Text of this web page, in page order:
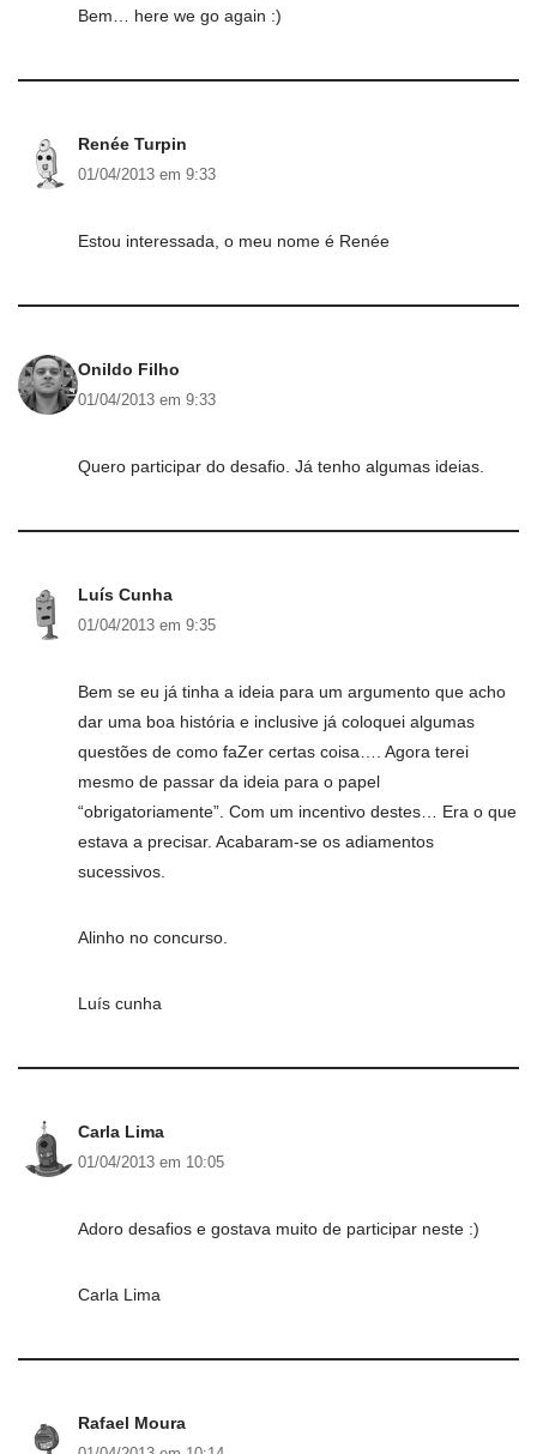
Bem… here we go again :)
Renée Turpin
01/04/2013 em 9:33
Estou interessada, o meu nome é Renée
Onildo Filho
01/04/2013 em 9:33
Quero participar do desafio. Já tenho algumas ideias.
Luís Cunha
01/04/2013 em 9:35
Bem se eu já tinha a ideia para um argumento que acho
dar uma boa história e inclusive já coloquei algumas
questões de como faZer certas coisa…. Agora terei
mesmo de passar da ideia para o papel
“obrigatoriamente”. Com um incentivo destes… Era o que
estava a precisar. Acabaram-se os adiamentos
sucessivos.
Alinho no concurso.
Luís cunha
Carla Lima
01/04/2013 em 10:05
Adoro desafios e gostava muito de participar neste :)
Carla Lima
Rafael Moura